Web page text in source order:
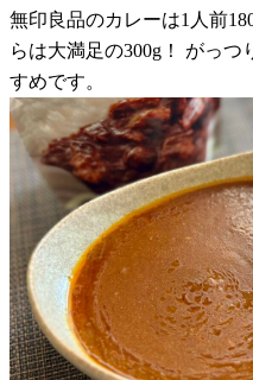
無印良品のカレーは1人前
らは大満足の300g！ がっ
すめです。